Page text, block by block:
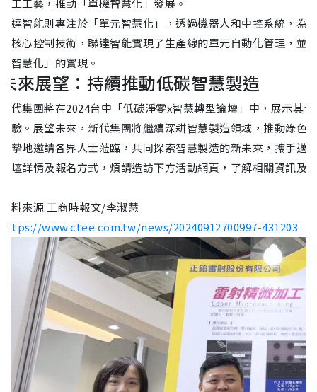
加工工藝，推動「單機智慧化」發展。
聯達智能則專注於「單元智慧化」，透過機器人和中控系統，
與核心控制技術，聯達智能實現了生產線的單元自動化管理，
線智慧化」的實現。
未來展望：持續推動低碳智慧製造
新代集團將在2024台中「低碳淨零x智慧轉型論壇」中，展示
經驗。展望未來，新代集團將繼續深耕智慧製造領域，推動綠
誠摯地邀請各界人士蒞臨，共同探索智慧製造的新未來，攜手邁
論壇詳情及報名方式，煩請造訪下方活動網頁，了解相關資訊及
資料來源:工商時報文/李淑慧
https://www.ctee.com.tw/news/20240912700997-431203